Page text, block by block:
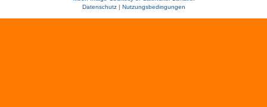
Datenschutz| Nutzungsbedingungen